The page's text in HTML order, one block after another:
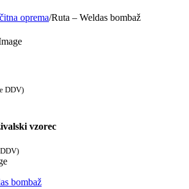
oprema/Ruta – Weldas bombaž
DDV)
vzorec